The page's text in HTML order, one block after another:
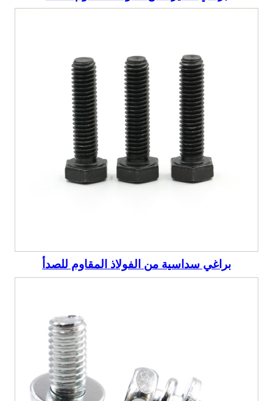
براغي سداسية من الفولاذ المقاوم للصدأ